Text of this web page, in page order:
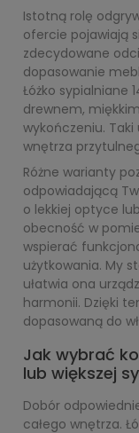
Istotną rolę
ofercie pojawiają
zdecydowane
dopasowanie
Łóżko sypialniane
drewnem,
wykończeniu.
wnętrza
Różne warianty
odpowiadającą
o lekkiej optyce
obecność w
wspierać
użytkowania. My
ułatwia ona
harmonii. Dzięki
dopasowaną do
Jak wybrać
lub większej
Dobór
całego wnętrza.